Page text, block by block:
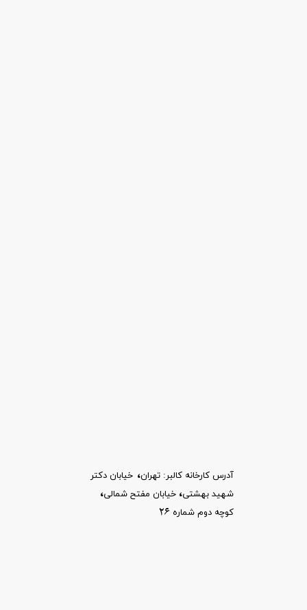
آدرس کارخانه کالبر: تهران، خیابان دکتر
شهید بهشتی، خیابان مفتح شمالی،​​​​​​​
کوچه دوم شماره 26